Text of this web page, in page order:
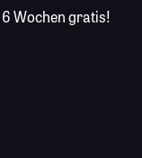
6 Wochen gratis!